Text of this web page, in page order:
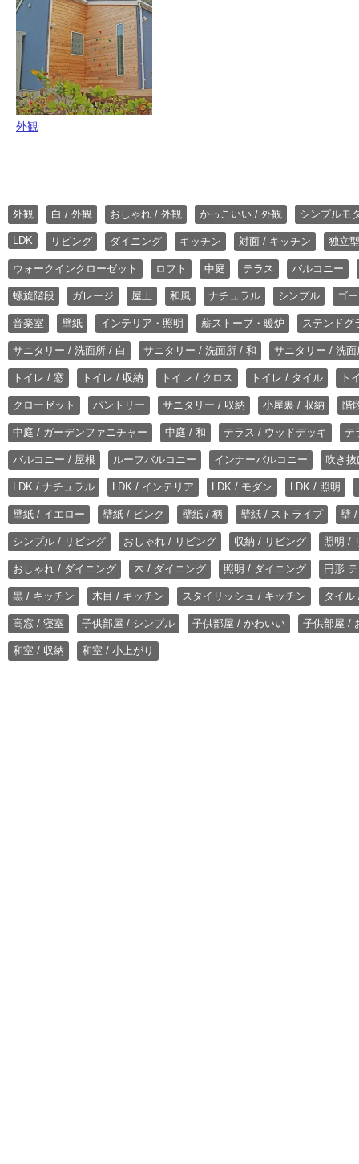
外観
外観 白 / 外観 おしゃれ / 外観 かっこいい / 外観 シンプルモ
LDK リビング ダイニング キッチン 対面 / キッチン 独立
ウォークインクローゼット ロフト 中庭 テラス バルコニー
螺旋階段 ガレージ 屋上 和風 ナチュラル シンプル ゴ
音楽室 壁紙 インテリア・照明 薪ストーブ・暖炉 ステンドグ
サニタリー / 洗面所 / 白 サニタリー / 洗面所 / 和 サニタリー / 洗
トイレ / 窓 トイレ / 収納 トイレ / クロス トイレ / タイル ト
クローゼット パントリー サニタリー / 収納 小屋裏 / 収納 階
中庭 / ガーデンファニチャー 中庭 / 和 テラス / ウッドデッキ テ
バルコニー / 屋根 ルーフバルコニー インナーバルコニー 吹き
LDK / ナチュラル LDK / インテリア LDK / モダン LDK / 照明
壁紙 / イエロー 壁紙 / ピンク 壁紙 / 柄 壁紙 / ストライプ 壁
シンプル / リビング おしゃれ / リビング 収納 / リビング 照明 /
おしゃれ / ダイニング 木 / ダイニング 照明 / ダイニング 円形
黒 / キッチン 木目 / キッチン スタイリッシュ / キッチン タイル
高窓 / 寝室 子供部屋 / シンプル 子供部屋 / かわいい 子供部屋 /
和室 / 収納 和室 / 小上がり